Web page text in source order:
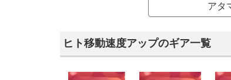
アタ
ヒト移動速度アップのギア一覧